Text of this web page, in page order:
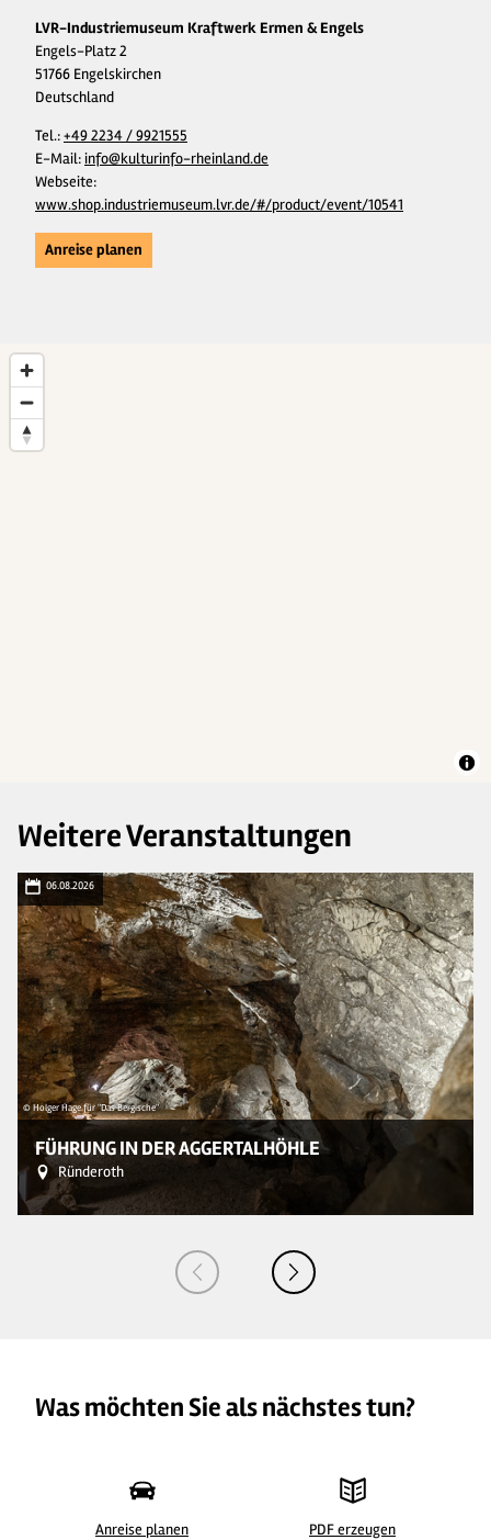
LVR-Industriemuseum Kraftwerk Ermen & Engels
Engels-Platz 2
51766 Engelskirchen
Deutschland
Tel.:+49 2234 / 9921555
E-Mail:info@kulturinfo-rheinland.de
Webseite:
www.shop.industriemuseum.lvr.de/#/product/event/10541
Anreise planen
Weitere Veranstaltungen
06.08.2026
© Holger Hage für "Das Bergische"
FÜHRUNG IN DER AGGERTALHÖHLE
Ründeroth
Was möchten Sie als nächstes tun?
Anreise planen PDF erzeugen